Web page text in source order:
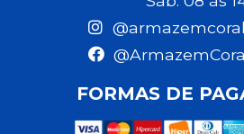
FORMAS DE